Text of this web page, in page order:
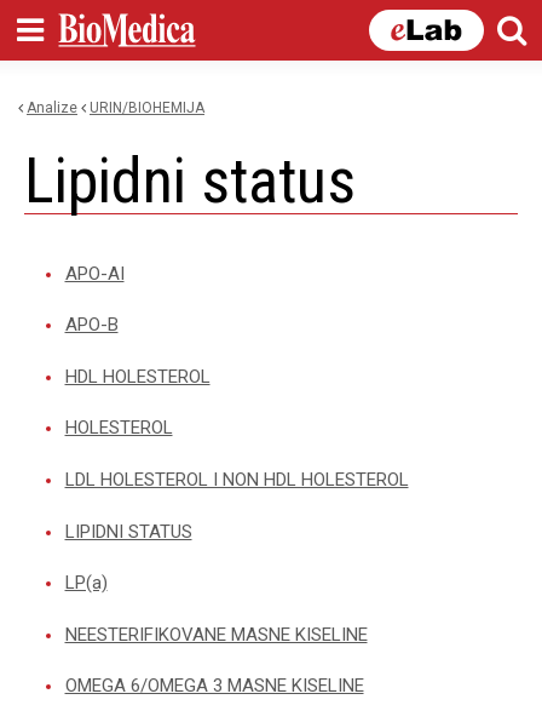
content
Analize URIN/BIOHEMIJA
lipidni status
APO-AI
APO-B
HDL HOLESTEROL
HOLESTEROL
LDL HOLESTEROL I NON HDL HOLESTEROL
LIPIDNI STATUS
LP(a)
NEESTERIFIKOVANE MASNE KISELINE
OMEGA 6/OMEGA 3 MASNE KISELINE